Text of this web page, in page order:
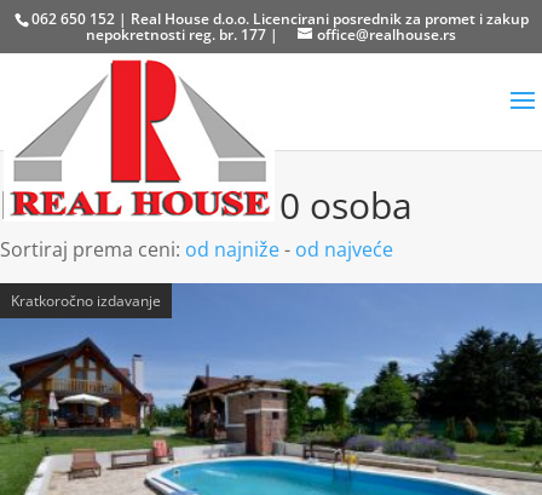
062 650 152 | Real House d.o.o. Licencirani posrednik za promet i zakup
nepokretnosti reg. br. 177 | office@realhouse.rs
kuće za odmor 10 osoba
Sortiraj prema ceni: od najniže- od najveće
Kratkoročno izdavanje